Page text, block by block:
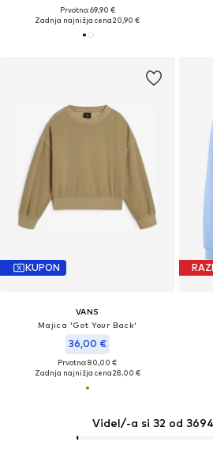
Prvotno: 69,90 €
Zadnja najnižja cena20,90 €
KUPON
VANS
Majica 'Got Your Back'
36,00 €
Prvotno: 80,00 €
Zadnja najnižja cena28,00 €
Videl/-a si 32 od